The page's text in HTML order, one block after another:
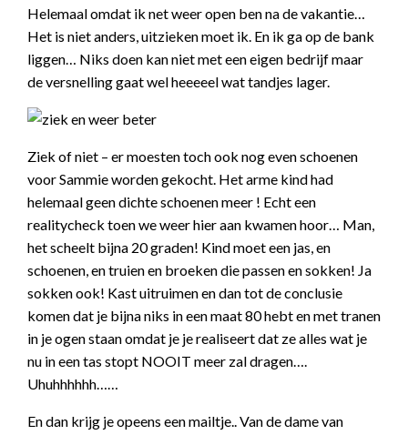
Helemaal omdat ik net weer open ben na de vakantie…
Het is niet anders, uitzieken moet ik. En ik ga op de bank
liggen… Niks doen kan niet met een eigen bedrijf maar
de versnelling gaat wel heeeeel wat tandjes lager.
Ziek of niet – er moesten toch ook nog even schoenen
voor Sammie worden gekocht. Het arme kind had
helemaal geen dichte schoenen meer ! Echt een
realitycheck toen we weer hier aan kwamen hoor… Man,
het scheelt bijna 20 graden! Kind moet een jas, en
schoenen, en truien en broeken die passen en sokken! Ja
sokken ook! Kast uitruimen en dan tot de conclusie
komen dat je bijna niks in een maat 80 hebt en met tranen
in je ogen staan omdat je je realiseert dat ze alles wat je
nu in een tas stopt NOOIT meer zal dragen….
Uhuhhhhhh……
En dan krijg je opeens een mailtje.. Van de dame van